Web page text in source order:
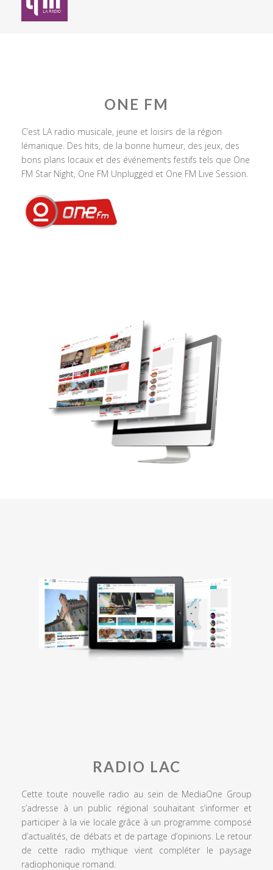
ONE FM
C’est LA radio musicale, jeune et loisirs de la région
lémanique. Des hits, de la bonne humeur, des jeux, des
bons plans locaux et des événements festifs tels que One
FM Star Night, One FM Unplugged et One FM Live Session.
RADIO LAC
Cette toute nouvelle radio au sein de MediaOne Group
s’adresse à un public régional souhaitant s’informer et
participer à la vie locale grâce à un programme composé
d’actualités, de débats et de partage d’opinions. Le retour
de cette radio mythique vient compléter le paysage
radiophonique romand.